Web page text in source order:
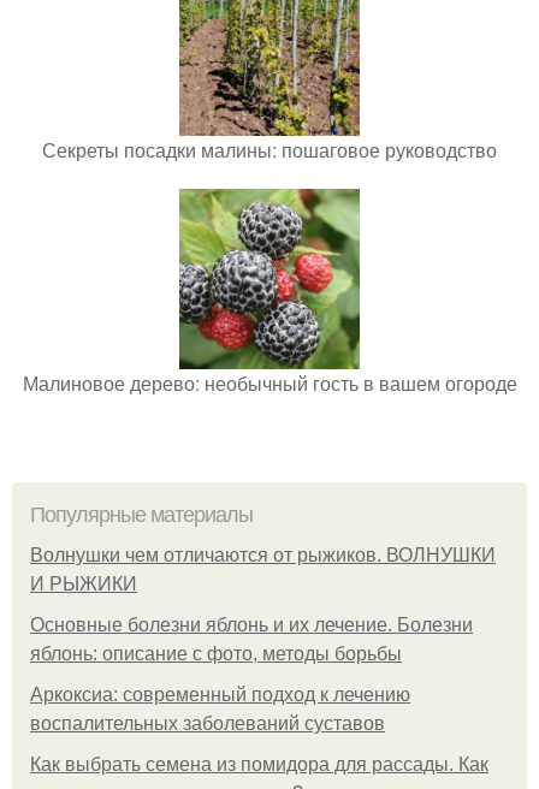
Секреты посадки малины: пошаговое руководство
Малиновое дерево: необычный гость в вашем огороде
Популярные материалы
Волнушки чем отличаются от рыжиков. ВОЛНУШКИ
И РЫЖИКИ
Основные болезни яблонь и их лечение. Болезни
яблонь: описание с фото, методы борьбы
Аркоксиа: современный подход к лечению
воспалительных заболеваний суставов
Как выбрать семена из помидора для рассады. Как